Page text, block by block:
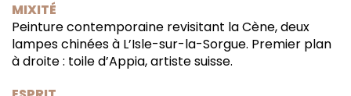
MIXITÉ
Peinture contemporaine revisitant la Cène, deux
lampes chinées à L’Isle-sur-la-Sorgue. Premier plan
à droite : toile d’Appia, artiste suisse.